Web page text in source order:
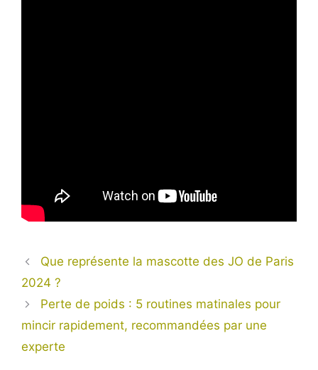
Que représente la mascotte des JO de Paris
2024 ?
Perte de poids : 5 routines matinales pour
mincir rapidement, recommandées par une
experte